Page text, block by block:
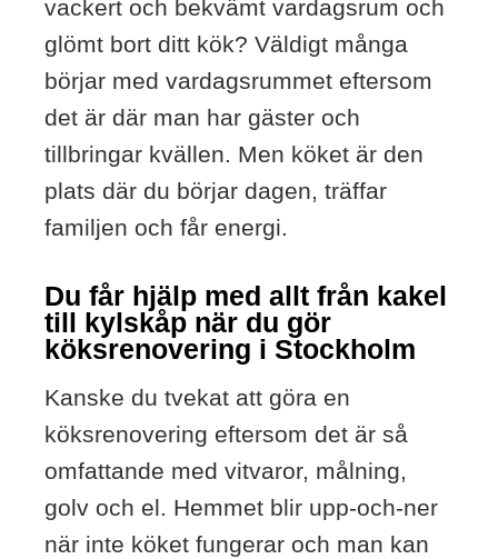
vackert och bekvämt vardagsrum och
glömt bort ditt kök? Väldigt många
börjar med vardagsrummet eftersom
det är där man har gäster och
tillbringar kvällen. Men köket är den
plats där du börjar dagen, träffar
familjen och får energi.
Du får hjälp med allt från kakel
till kylskåp när du gör
köksrenovering i Stockholm
Kanske du tvekat att göra en
köksrenovering eftersom det är så
omfattande med vitvaror, målning,
golv och el. Hemmet blir upp-och-ner
när inte köket fungerar och man kan